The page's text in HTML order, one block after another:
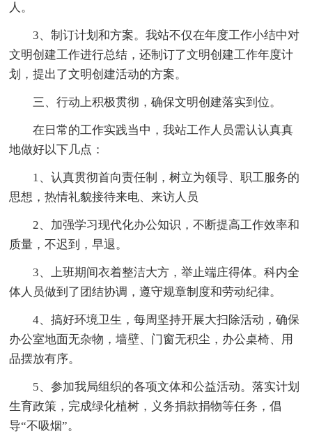
人。
3、制订计划和方案。我站不仅在年度工作小结中对
文明创建工作进行总结，还制订了文明创建工作年度计
划，提出了文明创建活动的方案。
三、行动上积极贯彻，确保文明创建落实到位。
在日常的工作实践当中，我站工作人员需认认真真
地做好以下几点：
1、认真贯彻首向责任制，树立为领导、职工服务的
思想，热情礼貌接待来电、来访人员
2、加强学习现代化办公知识，不断提高工作效率和
质量，不迟到，早退。
3、上班期间衣着整洁大方，举止端庄得体。科内全
体人员做到了团结协调，遵守规章制度和劳动纪律。
4、搞好环境卫生，每周坚持开展大扫除活动，确保
办公室地面无杂物，墙壁、门窗无积尘，办公桌椅、用
品摆放有序。
5、参加我局组织的各项文体和公益活动。落实计划
生育政策，完成绿化植树，义务捐款捐物等任务，倡
导“不吸烟”。